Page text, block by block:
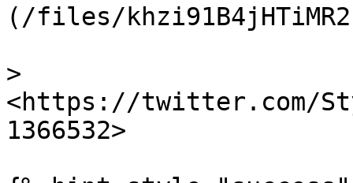
(/files/
>
<https://twitter.com/
1366532>